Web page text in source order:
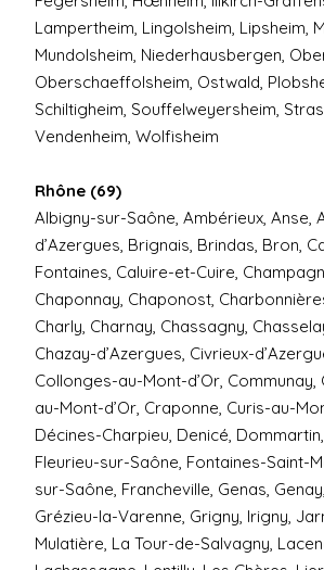
Lampertheim, Lingolsheim, Lipsheim,
Mundolsheim, Niederhausbergen,
Oberschaeffolsheim, Ostwald,
Schiltigheim, Souffelweyersheim,
Vendenheim, Wolfisheim
Rhône (69)
Albigny-sur-Saône, Ambérieux, Anse,
d’Azergues, Brignais, Brindas, Bron,
Fontaines, Caluire-et-Cuire,
Chaponnay, Chaponost,
Charly, Charnay, Chassagny,
Chazay-d’Azergues, Civrieux-
Collonges-au-Mont-d’Or,
au-Mont-d’Or, Craponne, Curis-au-
Décines-Charpieu, Denicé, Dommartin,
Fleurieu-sur-Saône, Fontaines-Saint-
sur-Saône, Francheville, Genas,
Grézieu-la-Varenne, Grigny, Irigny,
Mulatière, La Tour-de-Salvagny,